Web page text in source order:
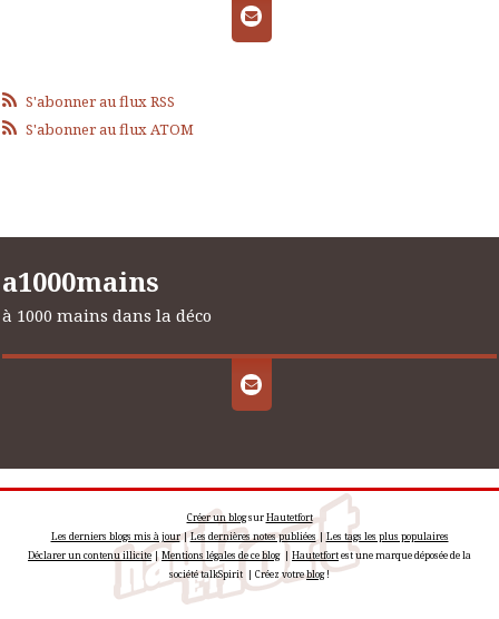
S'abonner au flux RSS
S'abonner au flux ATOM
a1000mains
à 1000 mains dans la déco
Créer un blogsurHautetfort
Les derniers blogs mis à jour|Les dernières notes publiées |Les tags les plus populaires
Déclarer un contenu illicite| Mentions légales de ce blog| Hautetfortest une marque déposée de la
société talkSpirit | Créez votreblog!